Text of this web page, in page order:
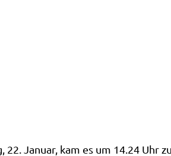
Januar, kam es um 14.24 Uhr